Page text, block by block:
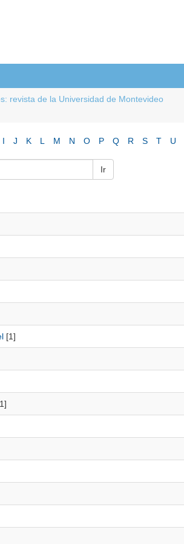
revista de la Universidad de Montevideo
I J K L M N O P Q R S T U
Ir
[1]